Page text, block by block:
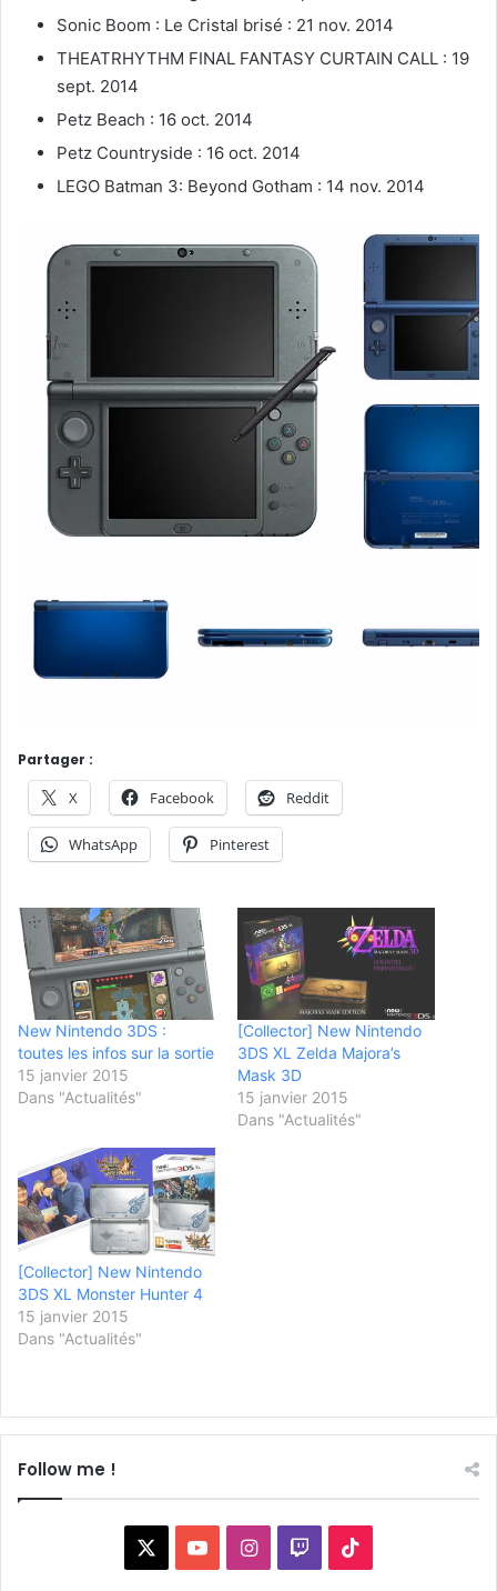
Sonic Boom : Le Cristal brisé : 21 nov. 2014
THEATRHYTHM FINAL FANTASY CURTAIN CALL : 19
sept. 2014
Petz Beach : 16 oct. 2014
Petz Countryside : 16 oct. 2014
LEGO Batman 3: Beyond Gotham : 14 nov. 2014
Partager :
X Facebook Reddit
WhatsApp Pinterest
New Nintendo 3DS :
toutes les infos sur la sortie
15 janvier 2015
Dans "Actualités"
[Collector] New Nintendo
3DS XL Zelda Majora’s
Mask 3D
15 janvier 2015
Dans "Actualités"
[Collector] New Nintendo
3DS XL Monster Hunter 4
15 janvier 2015
Dans "Actualités"
Follow me !
YouTubeInstagram
Twitch